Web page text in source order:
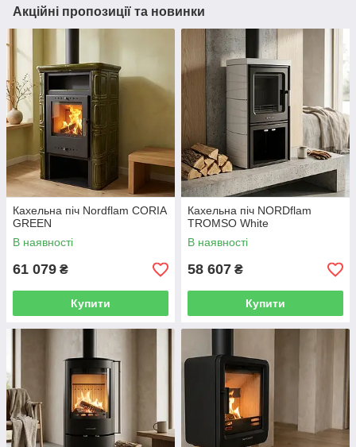
Акційні пропозиції та новинки
Кахельна піч Nordflam CORIA
GREEN
В наявності
61 079 ₴
Купити
Кахельна піч NORDflam
TROMSO White
В наявності
58 607 ₴
Купити